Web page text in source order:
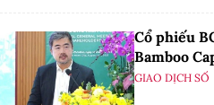
Cổ phiếu
Bamboo
GIAO DỊCH SỐ